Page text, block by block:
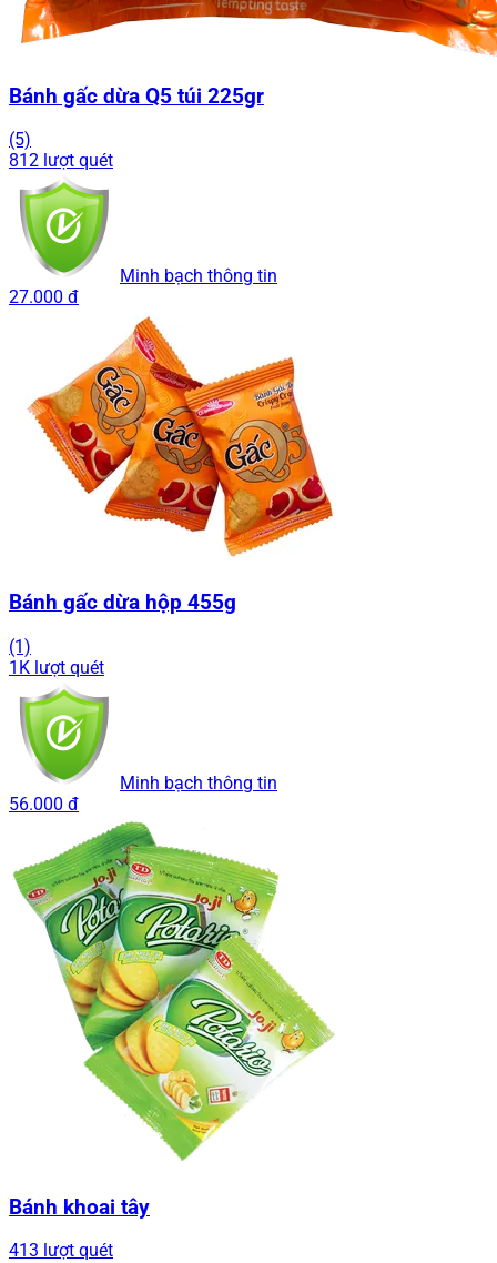
Bánh gấc dừa Q5 túi 225gr
(5)
812 lượt quét
Minh bạch thông tin
27.000 đ
Bánh gấc dừa hộp 455g
(1)
1K lượt quét
Minh bạch thông tin
56.000 đ
Bánh khoai tây
413 lượt quét